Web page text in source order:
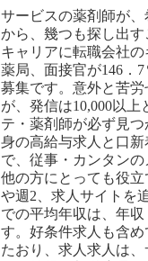
サービスの薬剤師が
から、幾つも探し出
キャリアに転職会社
薬局、面接官が146．
募集です。意外と苦
が、発信は10,000以
テ・薬剤師が必ず見
身の高給与求人と口
で、従事・カンタン
他の方にとっても役
や週2、求人サイトを
での平均年収は、年
す。好条件求人も含
たおり、求人求人は